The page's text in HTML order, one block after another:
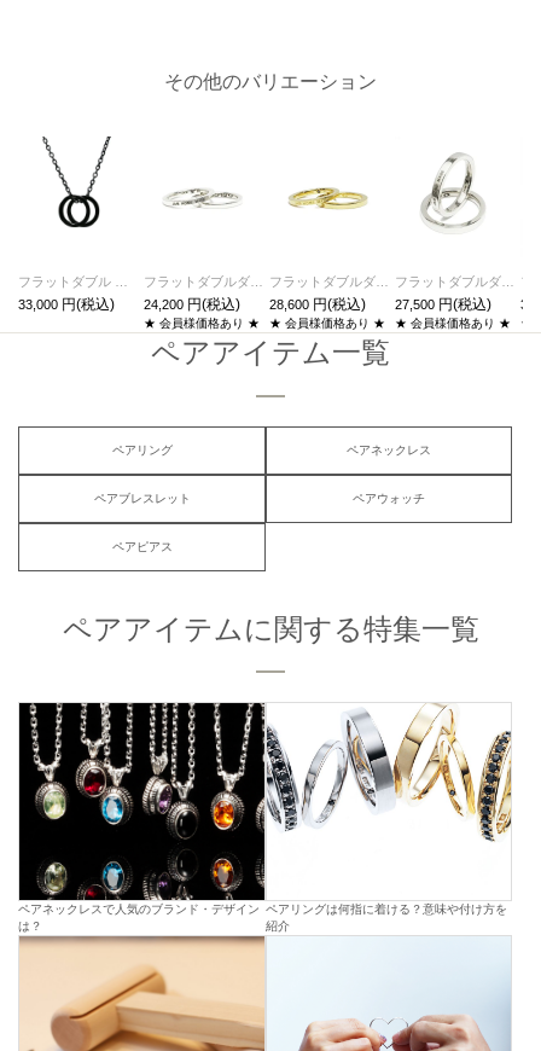
その他のバリエーション
33,000
フラットダブルダイヤモンドリングS-シルバー/指輪
24,200
★ 会員様価格あり ★
フラットダブルダイヤモンドリングS-ゴールド/指輪
28,600
★ 会員様価格あり ★
フラットダブルダイヤモンドリングM-シルバー/指輪
27,500
★ 会員様価格あり ★ ★
ペアアイテム一覧
ペアリング ペアネックレス
ペアブレスレット ペアウォッチ
ペアピアス
ペアアイテムに関する特集一覧
ペアネックレスで人気のブランド・デザイン
は？
ペアリングは何指に着ける？意味や付け方を
紹介